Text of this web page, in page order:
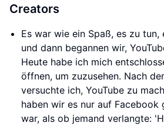
Creators
Es war wie ein Spaß, es zu
und dann begannen wir,
Heute habe ich mich
öffnen, um zuzusehen. Nach
versuchte ich, YouTube zu
haben wir es nur auf Facebook
war, als ob jemand verlangte: